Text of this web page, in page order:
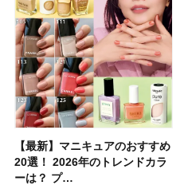
【最新】マニキュアのおすすめ
20選！ 2026年のトレンドカラ
ーは？ プ…
【石井美保さん】おすすめの
「ブライトニング」11選！ ス
キンケアからサプ…
【最新】マニキュアのおすすめ
20選！ 2026年のトレンドカラ
ーは？ プ…
【2026年】ボディ用日焼け止
めUVのおすすめ20選！ この夏
注目の人気…
【2026夏】「歯磨き粉・オー
ラルケア」ランキングTOP5！
＜美容マニア…
【2026年夏】おすすめの髪型
36選！ショート・ボブ・ミディ
アム・ロング…
【鈴木えみさんの愛用品30選】
コスメ・スキンケア・ヘアケア
etc.お気に…
【ルナソルアイシャドウ】アイ
カラーレーションN新色・限定
色をイエベ・ブ…